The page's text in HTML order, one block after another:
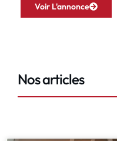
Voir L'annonce
Nos articles